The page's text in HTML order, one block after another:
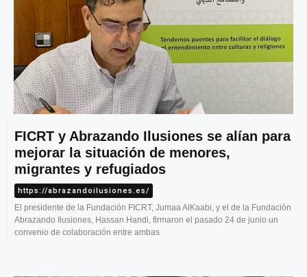
FICRT y Abrazando Ilusiones se alían para
mejorar la situación de menores,
migrantes y refugiados
https://abrazandoilusiones.es/
El presidente de la Fundación FICRT, Jumaa AlKaabi, y el de la Fundación
Abrazando Ilusiones, Hassan Handi, firmaron el pasado 24 de junio un
convenio de colaboración entre ambas